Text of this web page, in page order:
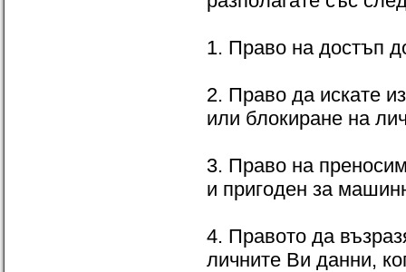
1. Право на достъп
2. Право да искате
или блокиране на
3. Право на
и пригоден за
4. Правото да
личните Ви данни,